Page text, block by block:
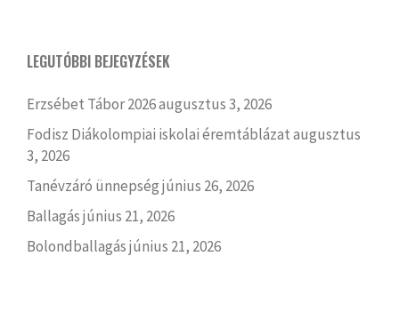
LEGUTÓBBI BEJEGYZÉSEK
Erzsébet Tábor 2026augusztus 3, 2026
Fodisz Diákolompiai iskolai éremtáblázataugusztus
3, 2026
Tanévzáró ünnepségjúnius 26, 2026
Ballagásjúnius 21, 2026
Bolondballagásjúnius 21, 2026